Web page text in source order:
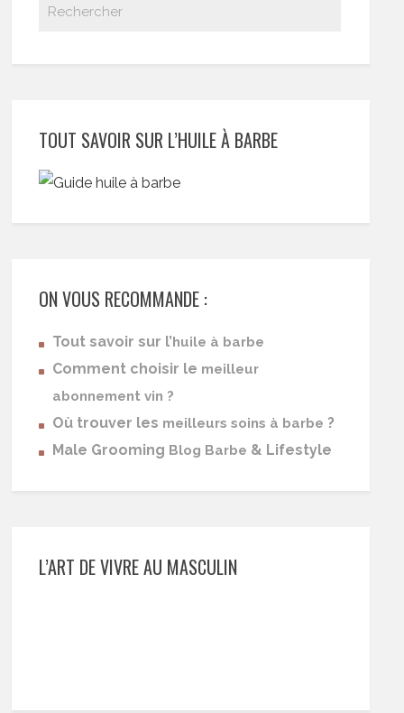
TOUT SAVOIR SUR L’HUILE À BARBE
ON VOUS RECOMMANDE :
Tout savoir sur l’huile à barbe
Comment choisir le meilleur
abonnement vin ?
Où trouver les meilleurs soins à barbe ?
Male Grooming Blog Barbe & Lifestyle
L’ART DE VIVRE AU MASCULIN